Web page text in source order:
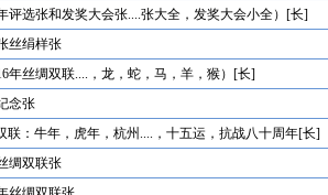
选张和发奖大会张....张大全，发奖大会小全）[长]
丝绢样张
年丝绸双联....，龙，蛇，马，羊，猴）[长]
念张
联：牛年，虎年，杭州....，十五运，抗战八十周年[长]
绸双联张